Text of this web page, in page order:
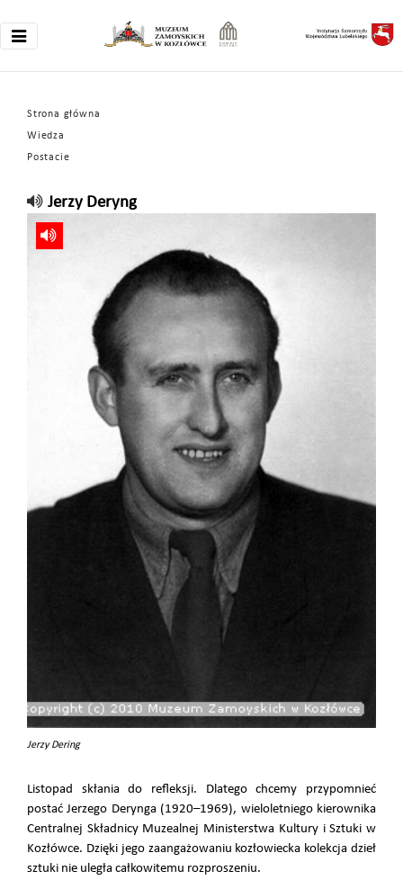
Strona główna
Wiedza
Postacie
Jerzy Deryng
Jerzy Dering
Listopad skłania do refleksji. Dlatego chcemy przypomnieć
postać Jerzego Derynga (1920–1969), wieloletniego kierownika
Centralnej Składnicy Muzealnej Ministerstwa Kultury i Sztuki w
Kozłówce. Dzięki jego zaangażowaniu kozłowiecka kolekcja dzieł
sztuki nie uległa całkowitemu rozproszeniu.